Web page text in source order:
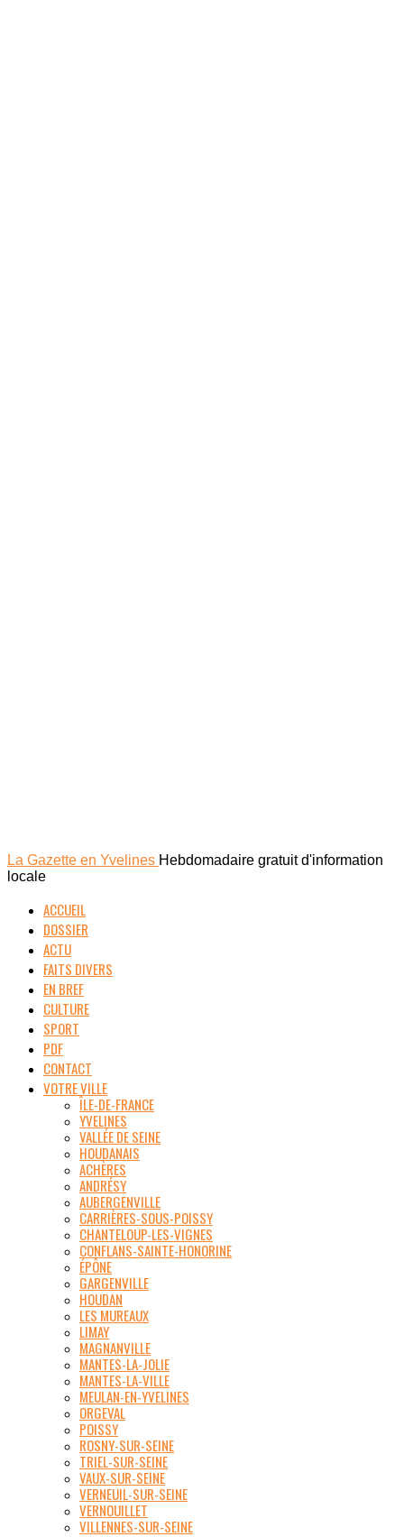
La Gazette en Yvelines Hebdomadaire gratuit d'information
locale
ACCUEIL
DOSSIER
ACTU
FAITS DIVERS
EN BREF
CULTURE
SPORT
PDF
CONTACT
VOTRE VILLE
ÎLE-DE-FRANCE
YVELINES
VALLÉE DE SEINE
HOUDANAIS
ACHÈRES
ANDRÉSY
AUBERGENVILLE
CARRIÈRES-SOUS-POISSY
CHANTELOUP-LES-VIGNES
CONFLANS-SAINTE-HONORINE
ÉPÔNE
GARGENVILLE
HOUDAN
LES MUREAUX
LIMAY
MAGNANVILLE
MANTES-LA-JOLIE
MANTES-LA-VILLE
MEULAN-EN-YVELINES
ORGEVAL
POISSY
ROSNY-SUR-SEINE
TRIEL-SUR-SEINE
VAUX-SUR-SEINE
VERNEUIL-SUR-SEINE
VERNOUILLET
VILLENNES-SUR-SEINE